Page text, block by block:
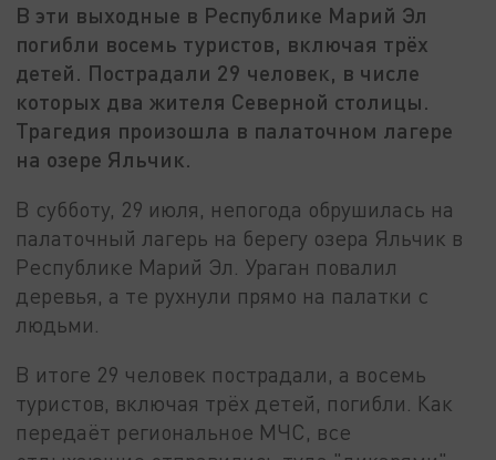
В эти выходные в Республике Марий Эл
погибли восемь туристов, включая трёх
детей. Пострадали 29 человек, в числе
которых два жителя Северной столицы.
Трагедия произошла в палаточном лагере
на озере Яльчик.
В субботу, 29 июля, непогода обрушилась на
палаточный лагерь на берегу озера Яльчик в
Республике Марий Эл. Ураган повалил
деревья, а те рухнули прямо на палатки с
людьми.
В итоге 29 человек пострадали, а восемь
туристов, включая трёх детей, погибли. Как
передаёт региональное МЧС, все